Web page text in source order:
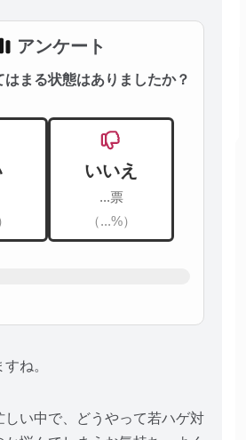
アンケート
はまる状態はありましたか？
いいえ
...票
（...%）
ね。
しい中で、どうやって若ハゲ対